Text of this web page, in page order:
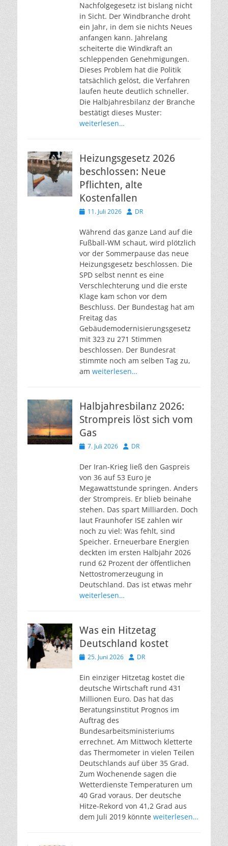
Nachfolgegesetz ist bislang nicht
in Sicht. Der Windbranche droht
ein Jahr, in dem sie nichts Neues
anfangen kann. Jahrelang
scheiterte die Windkraft an
schleppenden Genehmigungen.
Dieses Problem hat die Politik
tatsächlich gelöst, die Verfahren
laufen heute deutlich schneller.
Die Halbjahresbilanz der Branche
bestätigt dieses Muster:
weiterlesen…
Heizungsgesetz 2026
beschlossen: Neue
Pflichten, alte
Kostenfallen
Veröffentlicht
11. Juli 2026 Autor
DR
Während das ganze Land auf die
Fußball-WM schaut, wird plötzlich
vor der Sommerpause das neue
Heizungsgesetz beschlossen. Die
SPD selbst nennt es eine
Verschlechterung und die erste
Klage kam schon vor dem
Beschluss. Der Bundestag hat am
Freitag das
Gebäudemodernisierungsgesetz
mit 323 zu 271 Stimmen
beschlossen. Der Bundesrat
stimmte noch am selben Tag zu,
am weiterlesen…
Halbjahresbilanz 2026:
Strompreis löst sich vom
Gas
Veröffentlicht
7. Juli 2026 Autor
DR
Der Iran-Krieg ließ den Gaspreis
von 36 auf 53 Euro je
Megawattstunde springen. Anders
der Strompreis. Er blieb beinahe
stehen. Das spart Milliarden. Doch
laut Fraunhofer ISE zahlen wir
noch zu viel: Was fehlt, sind
Speicher. Erneuerbare Energien
deckten im ersten Halbjahr 2026
rund 62 Prozent der öffentlichen
Nettostromerzeugung in
Deutschland. Das ist etwas mehr
weiterlesen…
Was ein Hitzetag
Deutschland kostet
Veröffentlicht
25. Juni 2026 Autor
DR
Ein einziger Hitzetag kostet die
deutsche Wirtschaft rund 431
Millionen Euro. Das hat das
Beratungsinstitut Prognos im
Auftrag des
Bundesarbeitsministeriums
errechnet. Am Mittwoch kletterte
das Thermometer in vielen Teilen
Deutschlands auf über 35 Grad.
Zum Wochenende sagen die
Wetterdienste Temperaturen um
40 Grad voraus. Der deutsche
Hitze-Rekord von 41,2 Grad aus
dem Juli 2019 könnte weiterlesen…